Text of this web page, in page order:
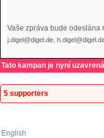
Vaše zpráva bude
j.digel@digel.de,
Tato kampan je nyní
5 supporters
English